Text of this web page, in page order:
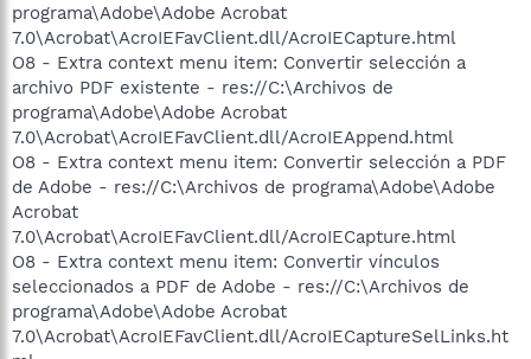
programa\Adobe\Adobe Acrobat
7.0\Acrobat\AcroIEFavClient.dll/AcroIECapture.html
O8 - Extra context menu item: Convertir selección a
archivo PDF existente - res://C:\Archivos de
programa\Adobe\Adobe Acrobat
7.0\Acrobat\AcroIEFavClient.dll/AcroIEAppend.html
O8 - Extra context menu item: Convertir selección a PDF
de Adobe - res://C:\Archivos de programa\Adobe\Adobe
Acrobat
7.0\Acrobat\AcroIEFavClient.dll/AcroIECapture.html
O8 - Extra context menu item: Convertir vínculos
seleccionados a PDF de Adobe - res://C:\Archivos de
programa\Adobe\Adobe Acrobat
7.0\Acrobat\AcroIEFavClient.dll/AcroIECaptureSelLinks.ht